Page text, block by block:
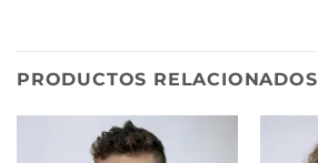
PRODUCTOS RELACIONADOS